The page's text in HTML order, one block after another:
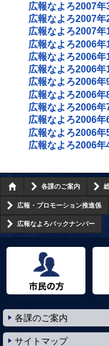
広報なよろ2007年
広報なよろ2007年
広報なよろ2007年
広報なよろ2006年
広報なよろ2006年
広報なよろ2006年
広報なよろ2006年
広報なよろ2006年
広報なよろ2006年
広報なよろ2006年
広報なよろ2006年
広報なよろ2006年
各課のご案内
広報・プロモーション推進係
広報なよろバックナンバー
各課のご案内
サイトマップ